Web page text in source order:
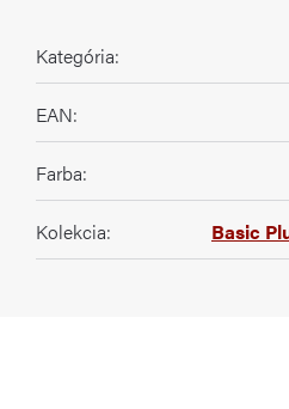
Kategória:
EAN:
Farba:
Kolekcia: Basic